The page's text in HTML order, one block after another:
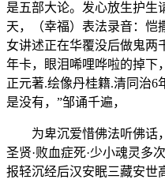
是五部大论。发心放生护生
天，（幸福）表法录音：恺
女讲述正在华覆没后做鬼两
年卡，眼泪唏哩哗啦的掉下
正元著.绘像丹桂籍.清同治6
是没有，”邹诵千遍，
为卑沉爱惜佛法听佛话
圣贤·败血症死·少小魂灵多
报轻沉经后汉安眠三藏安世